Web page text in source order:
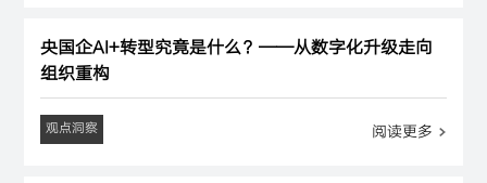
央国企AI+转型究竟是什么？——从数字化升级走向
组织重构
观点洞察 阅读更多